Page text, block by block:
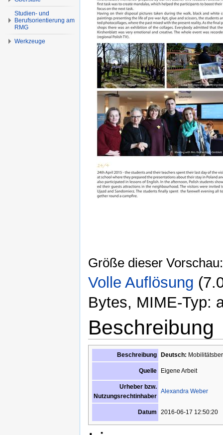
Größe dieser
Volle Auflösung
Bytes, MIME-Typ:
Beschreibung
Beschreibung Deutsch:
Quelle Eigene Arbeit
Urheber bzw.
Nutzungsrechtinhaber
Alexandra Weber
Datum 2016-06-17 12:50:20
Studien- und
Berufsorientierung am
RMG
Werkzeuge